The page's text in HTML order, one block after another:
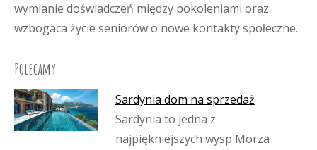
wymianie doświadczeń między pokoleniami oraz
wzbogaca życie seniorów o nowe kontakty społeczne.
Polecamy
Sardynia dom na sprzedaż
Sardynia to jedna z
najpiękniejszych wysp Morza